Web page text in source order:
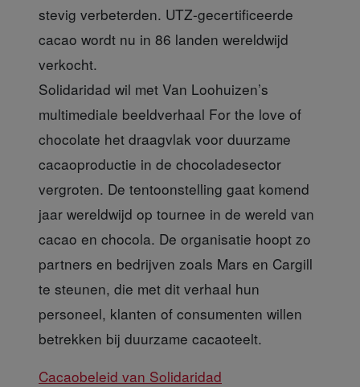
stevig verbeterden. UTZ-gecertificeerde
cacao wordt nu in 86 landen wereldwijd
verkocht.
Solidaridad wil met Van Loohuizen’s
multimediale beeldverhaal For the love of
chocolate het draagvlak voor duurzame
cacaoproductie in de chocoladesector
vergroten. De tentoonstelling gaat komend
jaar wereldwijd op tournee in de wereld van
cacao en chocola. De organisatie hoopt zo
partners en bedrijven zoals Mars en Cargill
te steunen, die met dit verhaal hun
personeel, klanten of consumenten willen
betrekken bij duurzame cacaoteelt.
Cacaobeleid van Solidaridad